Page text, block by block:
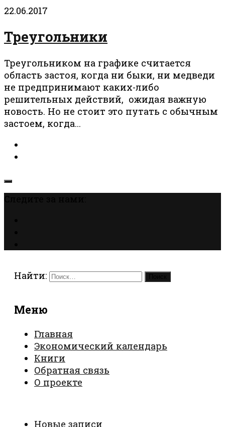
22.06.2017
Треугольники
Треугольником на графике считается
область застоя, когда ни быки, ни медведи
не предпринимают каких-либо
решительных действий, ожидая важную
новость. Но не стоит это путать с обычным
застоем, когда...
Найти:
Меню
Главная
Экономический календарь
Книги
Обратная связь
О проекте
Новые записи